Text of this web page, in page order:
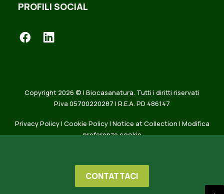
PROFILI SOCIAL
Copyright 2026 © | Biocasanatura. Tutti i diritti riservati
P.iva 05700220287 | R.E.A. PD 486147
Privacy Policy| Cookie Policy| Notice at Collection | Modifica
preferenze cookie
CONTATTACI